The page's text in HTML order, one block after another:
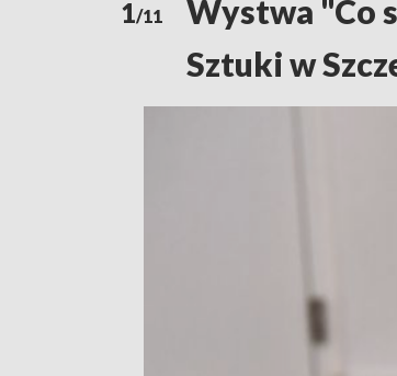
1/11
Wystwa "Co
Sztuki w